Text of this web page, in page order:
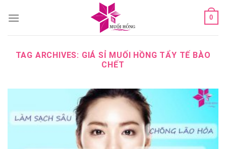
0
TAG ARCHIVES: GIÁ SỈ MUỐI HỒNG TẨY TẾ BÀO
CHẾT